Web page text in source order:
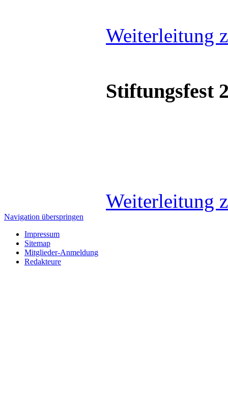
Weiterleitung
Stiftungsfest
Weiterleitung
Navigation überspringen
Impressum
Sitemap
Mitglieder-Anmeldung
Redakteure